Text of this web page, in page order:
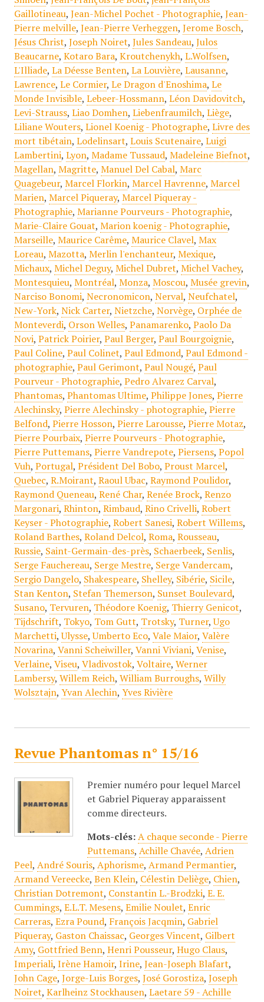
Gaillotineau, Jean-Michel Pochet - Photographie, Jean-
Pierre melville, Jean-Pierre Verheggen, Jerome Bosch,
Jésus Christ, Joseph Noiret, Jules Sandeau, Julos
Beaucarne, Kotaro Bara, Kroutchenykh, L.Wolfsen,
L'Illiade, La Déesse Benten, La Louvière, Lausanne,
Lawrence, Le Cormier, Le Dragon d'Enoshima, Le
Monde Invisible, Lebeer-Hossmann, Léon Davidovitch,
Levi-Strauss, Liao Domhen, Liebenfraumilch, Liège,
Liliane Wouters, Lionel Koenig - Photographe, Livre des
mort tibétain, Lodelinsart, Louis Scutenaire, Luigi
Lambertini, Lyon, Madame Tussaud, Madeleine Biefnot,
Magellan, Magritte, Manuel Del Cabal, Marc
Quagebeur, Marcel Florkin, Marcel Havrenne, Marcel
Marien, Marcel Piqueray, Marcel Piqueray -
Photographie, Marianne Pourveurs - Photographie,
Marie-Claire Gouat, Marion koenig - Photographie,
Marseille, Maurice Carême, Maurice Clavel, Max
Loreau, Mazotta, Merlin l'enchanteur, Mexique,
Michaux, Michel Deguy, Michel Dubret, Michel Vachey,
Montesquieu, Montréal, Monza, Moscou, Musée grevin,
Narciso Bonomi, Necronomicon, Nerval, Neufchatel,
New-York, Nick Carter, Nietzche, Norvège, Orphée de
Monteverdi, Orson Welles, Panamarenko, Paolo Da
Novi, Patrick Poirier, Paul Berger, Paul Bourgoignie,
Paul Coline, Paul Colinet, Paul Edmond, Paul Edmond -
photographie, Paul Gerimont, Paul Nougé, Paul
Pourveur - Photographie, Pedro Alvarez Carval,
Phantomas, Phantomas Ultime, Philippe Jones, Pierre
Alechinsky, Pierre Alechinsky - photographie, Pierre
Belfond, Pierre Hosson, Pierre Larousse, Pierre Motaz,
Pierre Pourbaix, Pierre Pourveurs - Photographie,
Pierre Puttemans, Pierre Vandrepote, Piersens, Popol
Vuh, Portugal, Président Del Bobo, Proust Marcel,
Quebec, R.Moirant, Raoul Ubac, Raymond Poulidor,
Raymond Queneau, René Char, Renée Brock, Renzo
Margonari, Rhinton, Rimbaud, Rino Crivelli, Robert
Keyser - Photographie, Robert Sanesi, Robert Willems,
Roland Barthes, Roland Delcol, Roma, Rousseau,
Russie, Saint-Germain-des-près, Schaerbeek, Senlis,
Serge Fauchereau, Serge Mestre, Serge Vandercam,
Sergio Dangelo, Shakespeare, Shelley, Sibérie, Sicile,
Stan Kenton, Stefan Themerson, Sunset Boulevard,
Susano, Tervuren, Théodore Koenig, Thierry Genicot,
Tijdschrift, Tokyo, Tom Gutt, Trotsky, Turner,Ugo
Marchetti,Ulysse,Umberto Eco, Vale Maior, Valère
Novarina, Vanni Scheiwiller, Vanni Viviani, Venise,
Verlaine, Viseu, Vladivostok, Voltaire, Werner
Lambersy, Willem Reich, William Burroughs, Willy
Wolsztajn, Yvan Alechin, Yves Rivière
Revue Phantomas n° 15/16
Premier numéro pour lequel Marcel
et Gabriel Piqueray apparaissent
comme directeurs.
Mots-clés: A chaque seconde - Pierre
Puttemans, Achille Chavée, Adrien
Peel, André Souris, Aphorisme, Armand Permantier,
Armand Vereecke, Ben Klein, Célestin Deliège, Chien,
Christian Dotremont, Constantin L.-Brodzki, E. E.
Cummings, E.L.T. Mesens, Emilie Noulet, Enric
Carreras, Ezra Pound, François Jacqmin, Gabriel
Piqueray, Gaston Chaissac, Georges Vincent, Gilbert
Amy, Gottfried Benn, Henri Pousseur, Hugo Claus,
Imperiali, Irène Hamoir, Irine, Jean-Joseph Blafart,
John Cage, Jorge-Luis Borges, José Gorostiza, Joseph
Noiret, Karlheinz Stockhausen, Laetare 59 - Achille